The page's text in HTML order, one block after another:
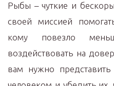
Рыбы – чуткие и
своей миссией
кому повезло
воздействовать на
вам нужно